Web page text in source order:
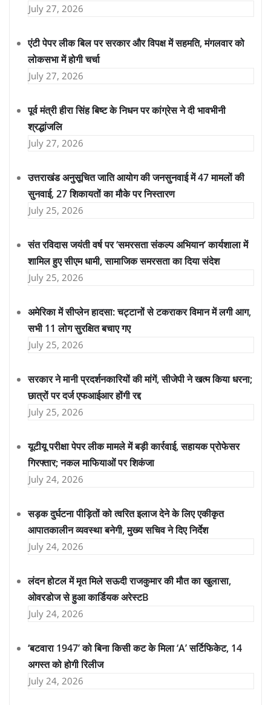
July 27, 2026
एंटी पेपर लीक बिल पर सरकार और विपक्ष में सहमति, मंगलवार को
लोकसभा में होगी चर्चा
July 27, 2026
पूर्व मंत्री हीरा सिंह बिष्ट के निधन पर कांग्रेस ने दी भावभीनी
श्रद्धांजलि
July 27, 2026
उत्तराखंड अनुसूचित जाति आयोग की जनसुनवाई में 47 मामलों की
सुनवाई, 27 शिकायतों का मौके पर निस्तारण
July 25, 2026
संत रविदास जयंती वर्ष पर ‘समरसता संकल्प अभियान’ कार्यशाला में
शामिल हुए सीएम धामी, सामाजिक समरसता का दिया संदेश
July 25, 2026
अमेरिका में सीप्लेन हादसा: चट्टानों से टकराकर विमान में लगी आग,
सभी 11 लोग सुरक्षित बचाए गए
July 25, 2026
सरकार ने मानी प्रदर्शनकारियों की मांगें, सीजेपी ने खत्म किया धरना;
छात्रों पर दर्ज एफआईआर होंगी रद्द
July 25, 2026
यूटीयू परीक्षा पेपर लीक मामले में बड़ी कार्रवाई, सहायक प्रोफेसर
गिरफ्तार; नकल माफियाओं पर शिकंजा
July 24, 2026
सड़क दुर्घटना पीड़ितों को त्वरित इलाज देने के लिए एकीकृत
आपातकालीन व्यवस्था बनेगी, मुख्य सचिव ने दिए निर्देश
July 24, 2026
लंदन होटल में मृत मिले सऊदी राजकुमार की मौत का खुलासा,
ओवरडोज से हुआ कार्डियक अरेस्टB
July 24, 2026
‘बटवारा 1947’ को बिना किसी कट के मिला ‘A’ सर्टिफिकेट, 14
अगस्त को होगी रिलीज
July 24, 2026